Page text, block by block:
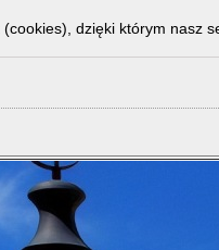
dzięki którym nasz